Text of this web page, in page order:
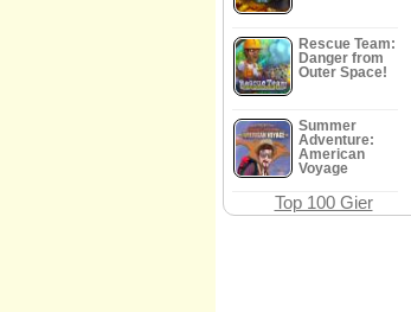
Rescue Team:
Danger from
Outer Space!
Summer
Adventure:
American
Voyage
Top 100 Gier